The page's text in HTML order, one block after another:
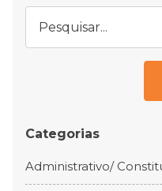
Categorias
Administrativo/